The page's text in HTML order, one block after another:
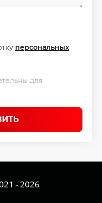
персональных
для
- 2026